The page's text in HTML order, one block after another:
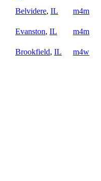
Belvidere, IL
m4m
Evanston, IL
m4m
Brookfield, IL
m4w